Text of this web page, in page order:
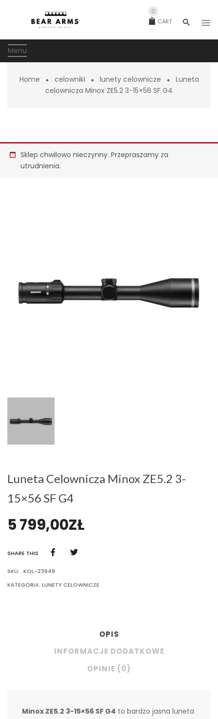
CART
0
Menu
Home celowniki lunety celownicze
Luneta
celownicza Minox ZE5.2 3-15×56 SF G4
Sklep chwilowo nieczynny. Przepraszamy za
utrudnienia.
Luneta Celownicza Minox ZE5.2 3-
15×56 SF G4
5 799,00ZŁ
SHARE THIS
SKU: KOL-23949
KATEGORIA: LUNETY CELOWNICZE
OPIS
INFORMACJE DODATKOWE
OPINIE (0)
Minox ZE5.2 3-15×56 SF G4 to bardzo jasna luneta